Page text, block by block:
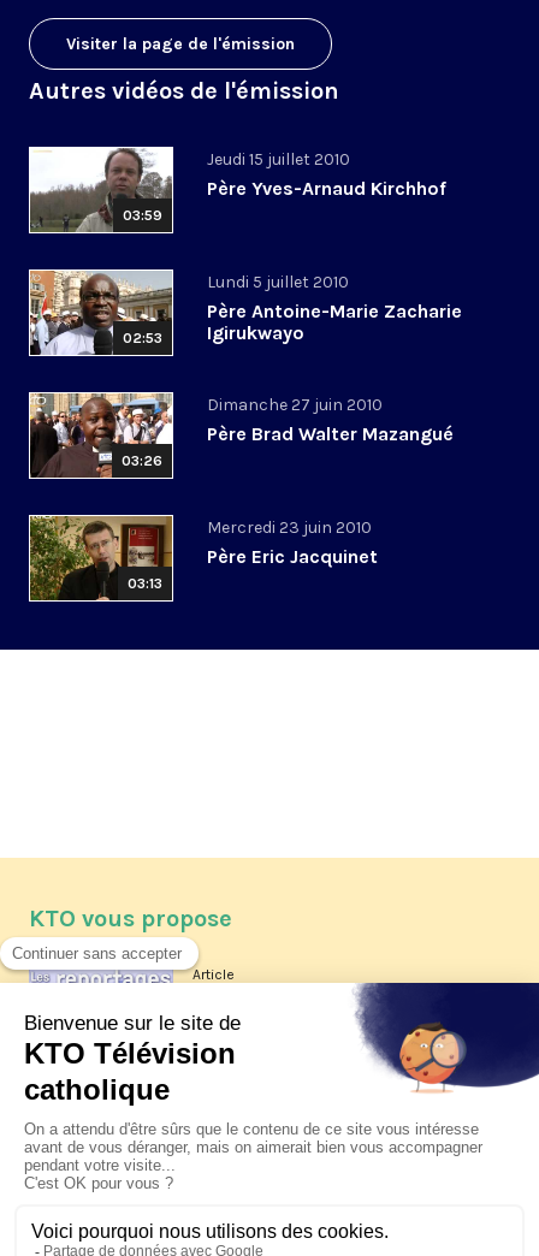
Visiter la page de l'émission
Autres vidéos de l'émission
03:59
Jeudi 15 juillet 2010
Père Yves-Arnaud Kirchhof
02:53
Lundi 5 juillet 2010
Père Antoine-Marie Zacharie
Igirukwayo
03:26
Dimanche 27 juin 2010
Père Brad Walter Mazangué
03:13
Mercredi 23 juin 2010
Père Eric Jacquinet
KTO vous propose
Article
Les reportages d'été 2026 de KTO
XIV à Assise à suivre sur KTO le
jeudi 6 août
Le pape en Uruguay, Argentine et
Pérou du 6 au 17 novembre 2026